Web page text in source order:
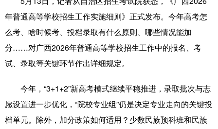
学习进行时 高层 时政 人事
国际 财经 网评 港澳
台湾 思客智库
健康 军事 访谈 视频
图片 中央文件 金融 汽车
年普通高等学校招生工作实施细则》正式发布。今年高考怎
么考、啥时候考、投档录取有什么原则、哪些情况能加
分……对广西2026年普通高等学校招生工作中的报名、考
试、录取等关键环节作出详细规定。
今年，“3+1+2”新高考模式继续平稳推进，录取批次与志
愿设置进一步优化，“院校专业组”仍是决定专业走向的关键投
档单元。除外，加分政策如何适用？少数民族预科班和民族